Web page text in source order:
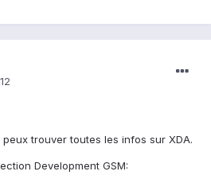
trouver toutes les infos sur XDA.
Development GSM: